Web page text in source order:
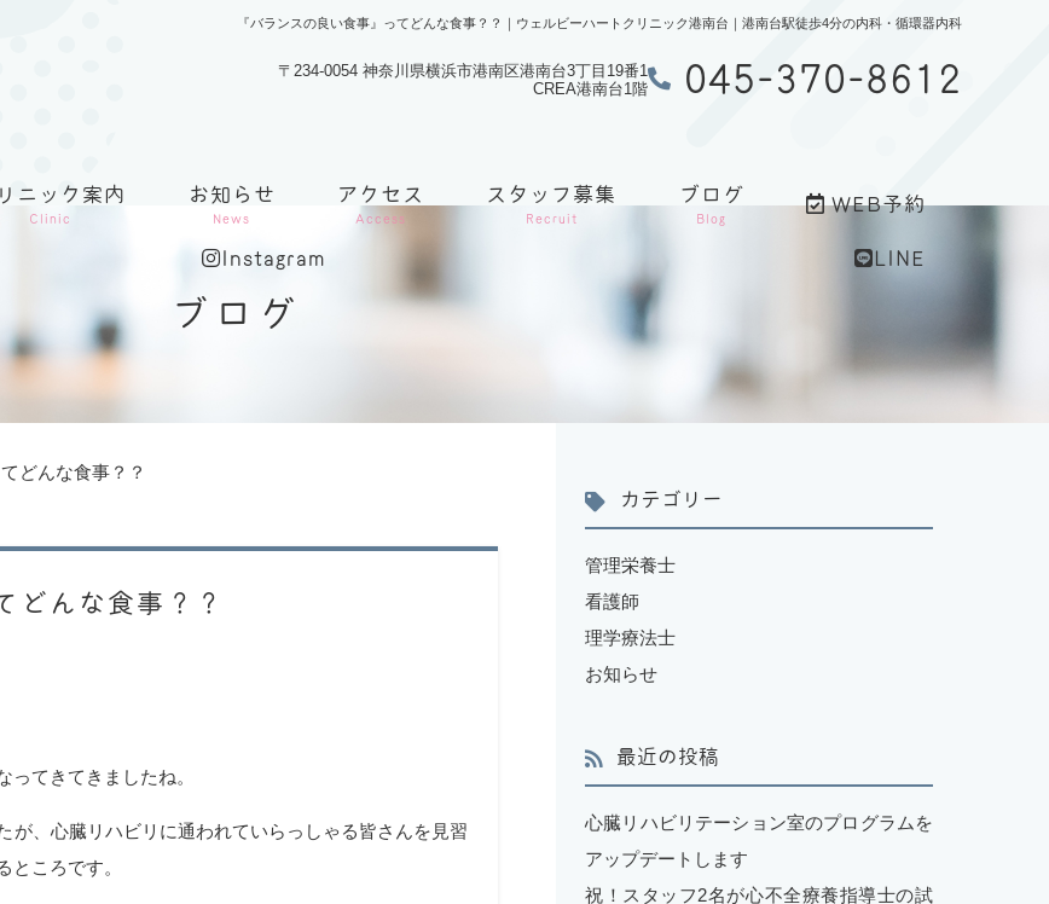
『バランスの良い食事』ってどんな食事？？｜ウェルビーハートクリニック港南台｜港南台駅徒歩4分の内科・循環器内科
〒234-0054 神奈川県横浜市港南区港南台3丁目19番1
CREA港南台1階
045-370-8612
ニック案内
Clinic
お知らせ
News
アクセス
Access
スタッフ募集
Recruit
ブログ
Blog
WEB予約
Instagram LINE
ブログ
どんな食事？？
どんな食事？？
てきてきましたね。
、心臓リハビリに通われていらっしゃる皆さんを見習
ころです。
カテゴリー
管理栄養士
看護師
理学療法士
お知らせ
最近の投稿
心臓リハビリテーション室のプログラムを
アップデートします
祝！スタッフ2名が心不全療養指導士の試